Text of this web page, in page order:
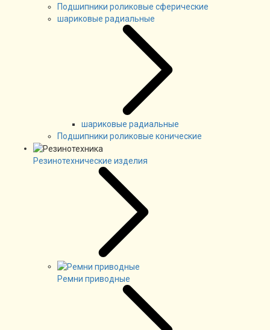
Подшипники роликовые сферические
шариковые радиальные
шариковые радиальные
Подшипники роликовые конические
Резинотехнические изделия
Ремни приводные